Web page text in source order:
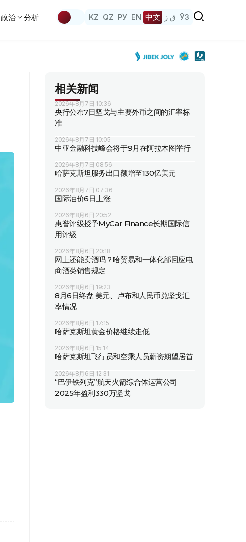
政治 分析 KZ QZ РУ EN 中文 ق ز ЎЗ
相关新闻
2026年8月7日 10:36
央行公布7日坚戈与主要外币之间的汇率标
准
2026年8月7日 10:05
中亚金融科技峰会将于9月在阿拉木图举行
2026年8月7日 08:56
哈萨克斯坦服务出口额增至130亿美元
2026年8月7日 07:36
国际油价6日上涨
2026年8月6日 20:52
惠誉评级授予MyCar Finance长期国际信
用评级
2026年8月6日 20:18
网上还能卖酒吗？哈贸易和一体化部回应电
商酒类销售规定
2026年8月6日 19:23
8月6日终盘 美元、卢布和人民币兑坚戈汇
率情况
2026年8月6日 17:15
哈萨克斯坦黄金价格继续走低
2026年8月6日 15:14
哈萨克斯坦飞行员和空乘人员薪资期望居首
2026年8月6日 12:31
“巴伊铁列克”航天火箭综合体运营公司
2025年盈利330万坚戈